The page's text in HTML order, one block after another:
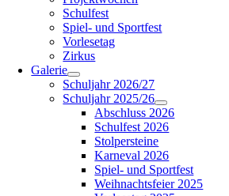
Schulfest
Spiel- und Sportfest
Vorlesetag
Zirkus
Galerie
Schuljahr 2026/27
Schuljahr 2025/26
Abschluss 2026
Schulfest 2026
Stolpersteine
Karneval 2026
Spiel- und Sportfest
Weihnachtsfeier 2025